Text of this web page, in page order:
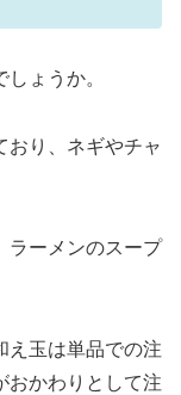
ょうか。
おり、ネギやチャ
ラーメンのスープ
え玉は単品での注
おかわりとして注